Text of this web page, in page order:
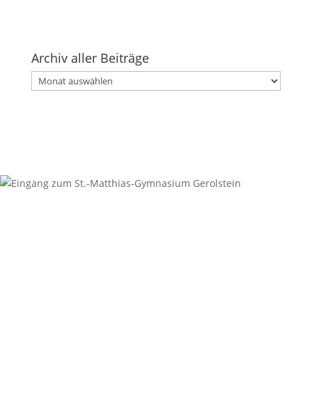
Archiv aller Beiträge
Archiv
aller